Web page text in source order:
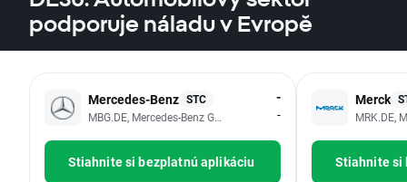
podporuje náladu v Evropě
Mercedes-Benz STC
MBG.DE, Mercedes-Benz Group AG
-
-
Stiahnite si bezplatnú aplikáciu
Merck
MRK.DE,
Stiahnite si